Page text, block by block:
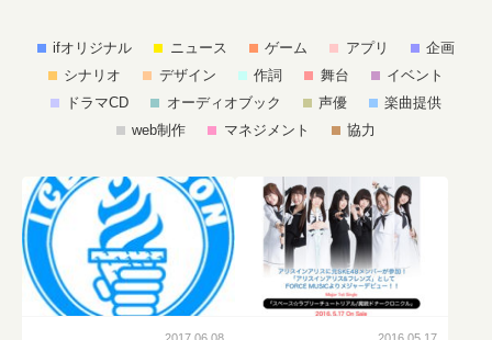
ifオリジナル ニュース ゲーム アプリ
企画
シナリオ
デザイン 作詞 舞台
イベント
ドラマCD
オーディオブック 声優
楽曲提供
web制作
マネジメント 協力
続きはこちら
2016.05.17